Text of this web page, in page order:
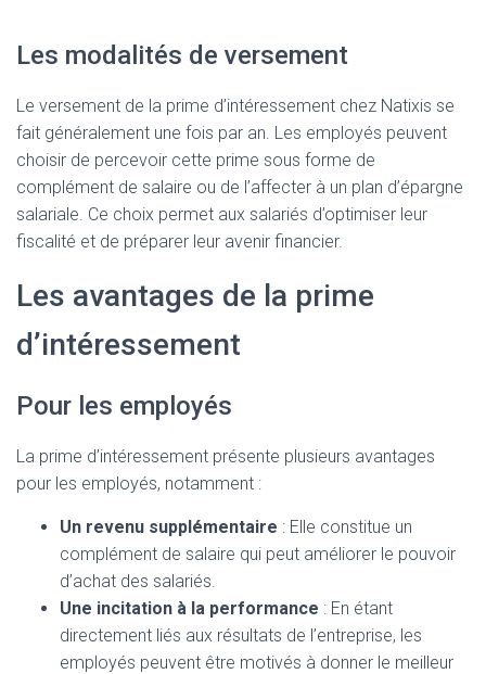
Les modalités de versement
Le versement de la prime d’intéressement chez Natixis se
fait généralement une fois par an. Les employés peuvent
choisir de percevoir cette prime sous forme de
complément de salaire ou de l’affecter à un plan d’épargne
salariale. Ce choix permet aux salariés d’optimiser leur
fiscalité et de préparer leur avenir financier.
Les avantages de la prime
d’intéressement
Pour les employés
La prime d’intéressement présente plusieurs avantages
pour les employés, notamment :
Un revenu supplémentaire : Elle constitue un
complément de salaire qui peut améliorer le pouvoir
d’achat des salariés.
Une incitation à la performance : En étant
directement liés aux résultats de l’entreprise, les
employés peuvent être motivés à donner le meilleur